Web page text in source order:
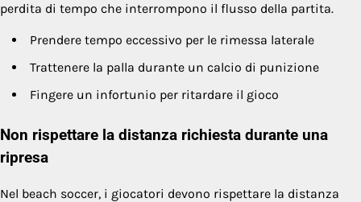
perdita di tempo che interrompono il flusso della partita.
Prendere tempo eccessivo per le rimessa laterale
Trattenere la palla durante un calcio di punizione
Fingere un infortunio per ritardare il gioco
Non rispettare la distanza richiesta durante una
ripresa
Nel beach soccer, i giocatori devono rispettare la distanza